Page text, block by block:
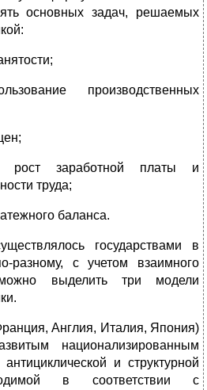
основных задач, решаемых
производственных
рост заработной платы и
труда;
баланса.
государствами в
разному, с учетом взаимного
выделить три модели
Англия, Италия, Япония)
национализированным
и структурной
в соответствии с